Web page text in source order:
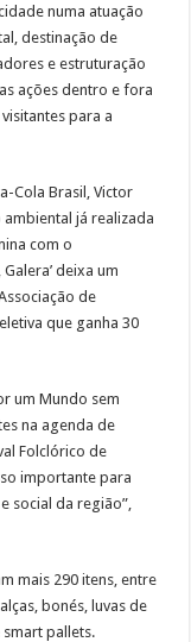
numa atuação
destinação de
e estruturação
ações dentro e fora
para a
Cola Brasil, Victor
já realizada
com o
deixa um
de
que ganha 30
um Mundo sem
na agenda de
Folclórico de
importante para
social da região”,
mais 290 itens, entre
bonés, luvas de
pallets.